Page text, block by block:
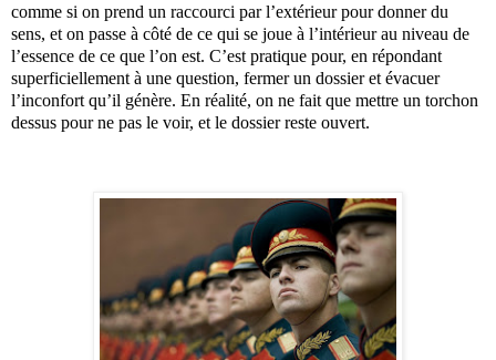
comme si on prend un raccourci par l’extérieur pour donner du
sens, et on passe à côté de ce qui se joue à l’intérieur au niveau de
l’essence de ce que l’on est. C’est pratique pour, en répondant
superficiellement à une question, fermer un dossier et évacuer
l’inconfort qu’il génère. En réalité, on ne fait que mettre un torchon
dessus pour ne pas le voir, et le dossier reste ouvert.